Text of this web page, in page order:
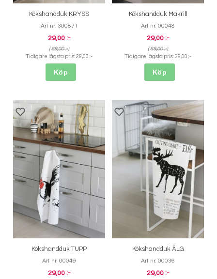
Kökshandduk KRYSS
Art nr. 300871
29,00 :-
(69,00 :-)
Tidigare lägsta pris: 29,00 :-
Köp
Kökshandduk Makrill
Art nr. 00048
29,00 :-
(69,00 :-)
Tidigare lägsta pris: 29,00 :-
Köp
Kökshandduk TUPP
Art nr. 00049
29,00 :-
Kökshandduk ÄLG
Art nr. 00036
29,00 :-